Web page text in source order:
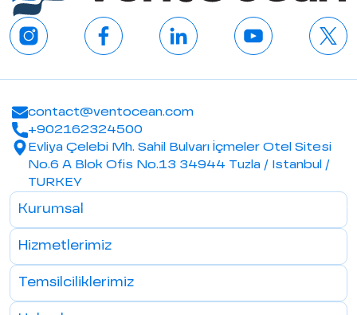
contact@ventocean.com
+902162324500
Evliya Çelebi Mh. Sahil Bulvarı İçmeler Otel Sitesi
No.6 A Blok Ofis No.13 34944 Tuzla / Istanbul /
TURKEY
Kurumsal
Hizmetlerimiz
Temsilciliklerimiz